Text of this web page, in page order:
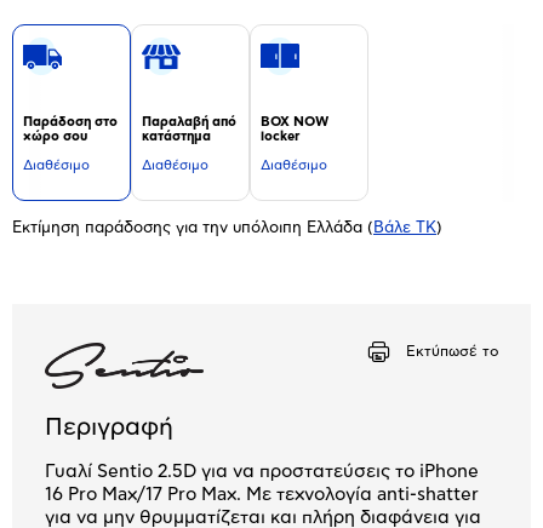
Παράδοση στο
χώρο σου
Διαθέσιμο
Παραλαβή από
κατάστημα
Διαθέσιμο
BOX NOW
locker
Διαθέσιμο
Εκτίμηση παράδοσης για την υπόλοιπη Ελλάδα ( Βάλε ΤΚ)
Εκτύπωσέ το
Περιγραφή
Γυαλί Sentio 2.5D για να προστατεύσεις το iPhone
16 Pro Max/17 Pro Max. Με τεχνολογία anti-shatter
για να μην θρυμματίζεται και πλήρη διαφάνεια για